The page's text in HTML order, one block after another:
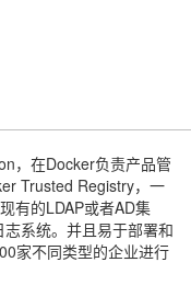
，在Docker负责产品管
Trusted Registry，一
有的LDAP或者AD集
系统。并且易于部署和
家不同类型的企业进行